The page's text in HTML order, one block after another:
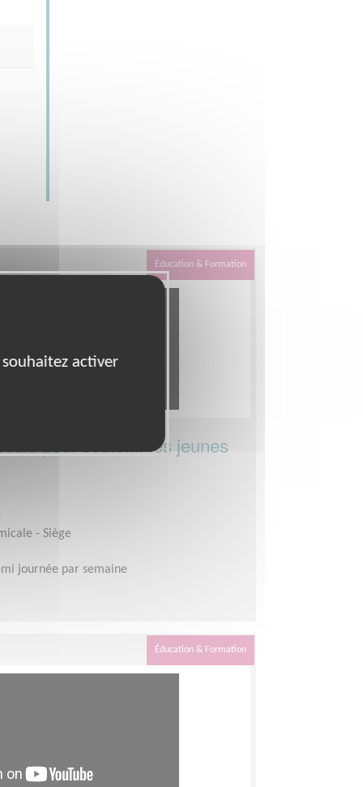
Éducation & Formation
pour soutenir les jeunes
- Siège
journée par semaine
Éducation & Formation
activer